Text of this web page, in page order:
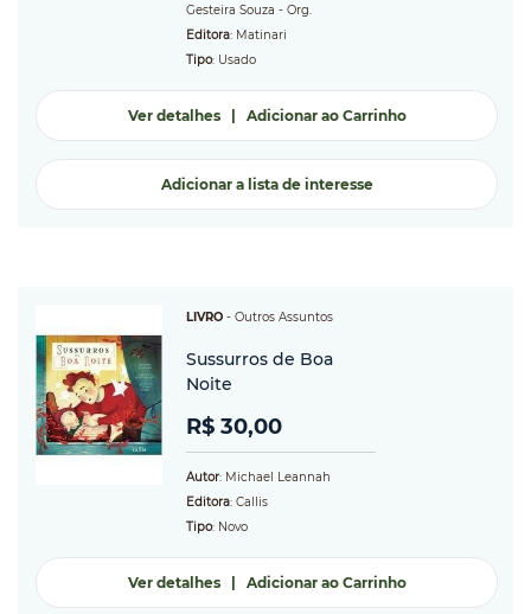
Gesteira Souza - Org.
Editora: Matinari
Tipo: Usado
Ver detalhes| Adicionar ao Carrinho
Adicionar a lista de interesse
LIVRO - Outros Assuntos
Sussurros de Boa
Noite
R$ 30,00
Autor: Michael Leannah
Editora: Callis
Tipo: Novo
Ver detalhes| Adicionar ao Carrinho